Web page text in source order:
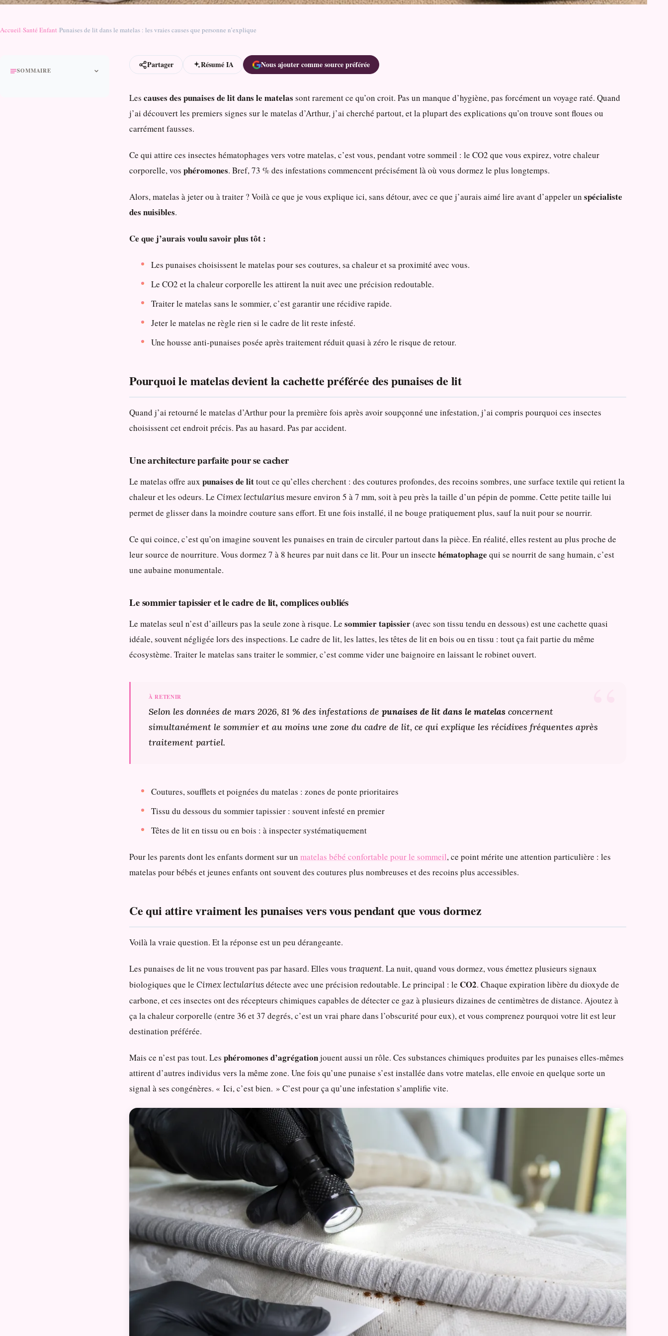
Accueil›Santé Enfant›Punaises de lit dans le matelas : les vraies causes que personne n’explique
SOMMAIRE
Partager Résumé IA Nous ajouter comme source préférée
Les causes des punaises de lit dans le matelas sont rarement ce qu’on croit. Pas un manque d’hygiène, pas forcément un voyage raté. Quand
j’ai découvert les premiers signes sur le matelas d’Arthur, j’ai cherché partout, et la plupart des explications qu’on trouve sont floues ou
carrément fausses.
Ce qui attire ces insectes hématophages vers votre matelas, c’est vous, pendant votre sommeil : le CO2 que vous expirez, votre chaleur
corporelle, vos phéromones. Bref, 73 % des infestations commencent précisément là où vous dormez le plus longtemps.
Alors, matelas à jeter ou à traiter ? Voilà ce que je vous explique ici, sans détour, avec ce que j’aurais aimé lire avant d’appeler un spécialiste
des nuisibles.
Ce que j’aurais voulu savoir plus tôt :
Les punaises choisissent le matelas pour ses coutures, sa chaleur et sa proximité avec vous.
Le CO2 et la chaleur corporelle les attirent la nuit avec une précision redoutable.
Traiter le matelas sans le sommier, c’est garantir une récidive rapide.
Jeter le matelas ne règle rien si le cadre de lit reste infesté.
Une housse anti-punaises posée après traitement réduit quasi à zéro le risque de retour.
Pourquoi le matelas devient la cachette préférée des punaises de lit
Quand j’ai retourné le matelas d’Arthur pour la première fois après avoir soupçonné une infestation, j’ai compris pourquoi ces insectes
choisissent cet endroit précis. Pas au hasard. Pas par accident.
Une architecture parfaite pour se cacher
Le matelas offre aux punaises de littout ce qu’elles cherchent : des coutures profondes, des recoins sombres, une surface textile qui retient la
chaleur et les odeurs. Le Cimex lectulariusmesure environ 5 à 7 mm, soit à peu près la taille d’un pépin de pomme. Cette petite taille lui
permet de glisser dans la moindre couture sans effort. Et une fois installé, il ne bouge pratiquement plus, sauf la nuit pour se nourrir.
Ce qui coince, c’est qu’on imagine souvent les punaises en train de circuler partout dans la pièce. En réalité, elles restent au plus proche de
leur source de nourriture. Vous dormez 7 à 8 heures par nuit dans ce lit. Pour un insecte hématophage qui se nourrit de sang humain, c’est
une aubaine monumentale.
Le sommier tapissier et le cadre de lit, complices oubliés
Le matelas seul n’est d’ailleurs pas la seule zone à risque. Le sommier tapissier(avec son tissu tendu en dessous) est une cachette quasi
idéale, souvent négligée lors des inspections. Le cadre de lit, les lattes, les têtes de lit en bois ou en tissu : tout ça fait partie du même
écosystème. Traiter le matelas sans traiter le sommier, c’est comme vider une baignoire en laissant le robinet ouvert.
Selon les données de mars 2026, 81 % des infestations de punaises de lit dans le matelas concernent
simultanément le sommier et au moins une zone du cadre de lit, ce qui explique les récidives fréquentes après
traitement partiel.
Coutures, soufflets et poignées du matelas : zones de ponte prioritaires
Tissu du dessous du sommier tapissier : souvent infesté en premier
Têtes de lit en tissu ou en bois : à inspecter systématiquement
Pour les parents dont les enfants dorment sur un matelas bébé confortable pour le sommeil, ce point mérite une attention particulière : les
matelas pour bébés et jeunes enfants ont souvent des coutures plus nombreuses et des recoins plus accessibles.
Ce qui attire vraiment les punaises vers vous pendant que vous dormez
Voilà la vraie question. Et la réponse est un peu dérangeante.
Les punaises de lit ne vous trouvent pas par hasard. Elles vous traquent. La nuit, quand vous dormez, vous émettez plusieurs signaux
biologiques que le Cimex lectulariusdétecte avec une précision redoutable. Le principal : le CO2. Chaque expiration libère du dioxyde de
carbone, et ces insectes ont des récepteurs chimiques capables de détecter ce gaz à plusieurs dizaines de centimètres de distance. Ajoutez à
ça la chaleur corporelle (entre 36 et 37 degrés, c’est un vrai phare dans l’obscurité pour eux), et vous comprenez pourquoi votre lit est leur
destination préférée.
Mais ce n’est pas tout. Les phéromones d’agrégationjouent aussi un rôle. Ces substances chimiques produites par les punaises elles-mêmes
attirent d’autres individus vers la même zone. Une fois qu’une punaise s’est installée dans votre matelas, elle envoie en quelque sorte un
signal à ses congénères. « Ici, c’est bien. » C’est pour ça qu’une infestation s’amplifie vite.